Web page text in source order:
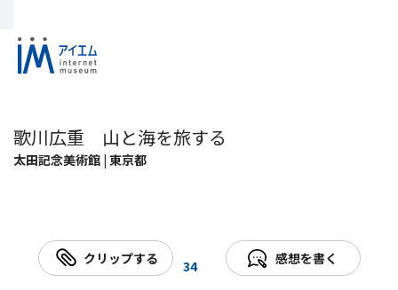
歌川広重 山と海を旅する
太田記念美術館 | 東京都
クリップする 34 感想を書く